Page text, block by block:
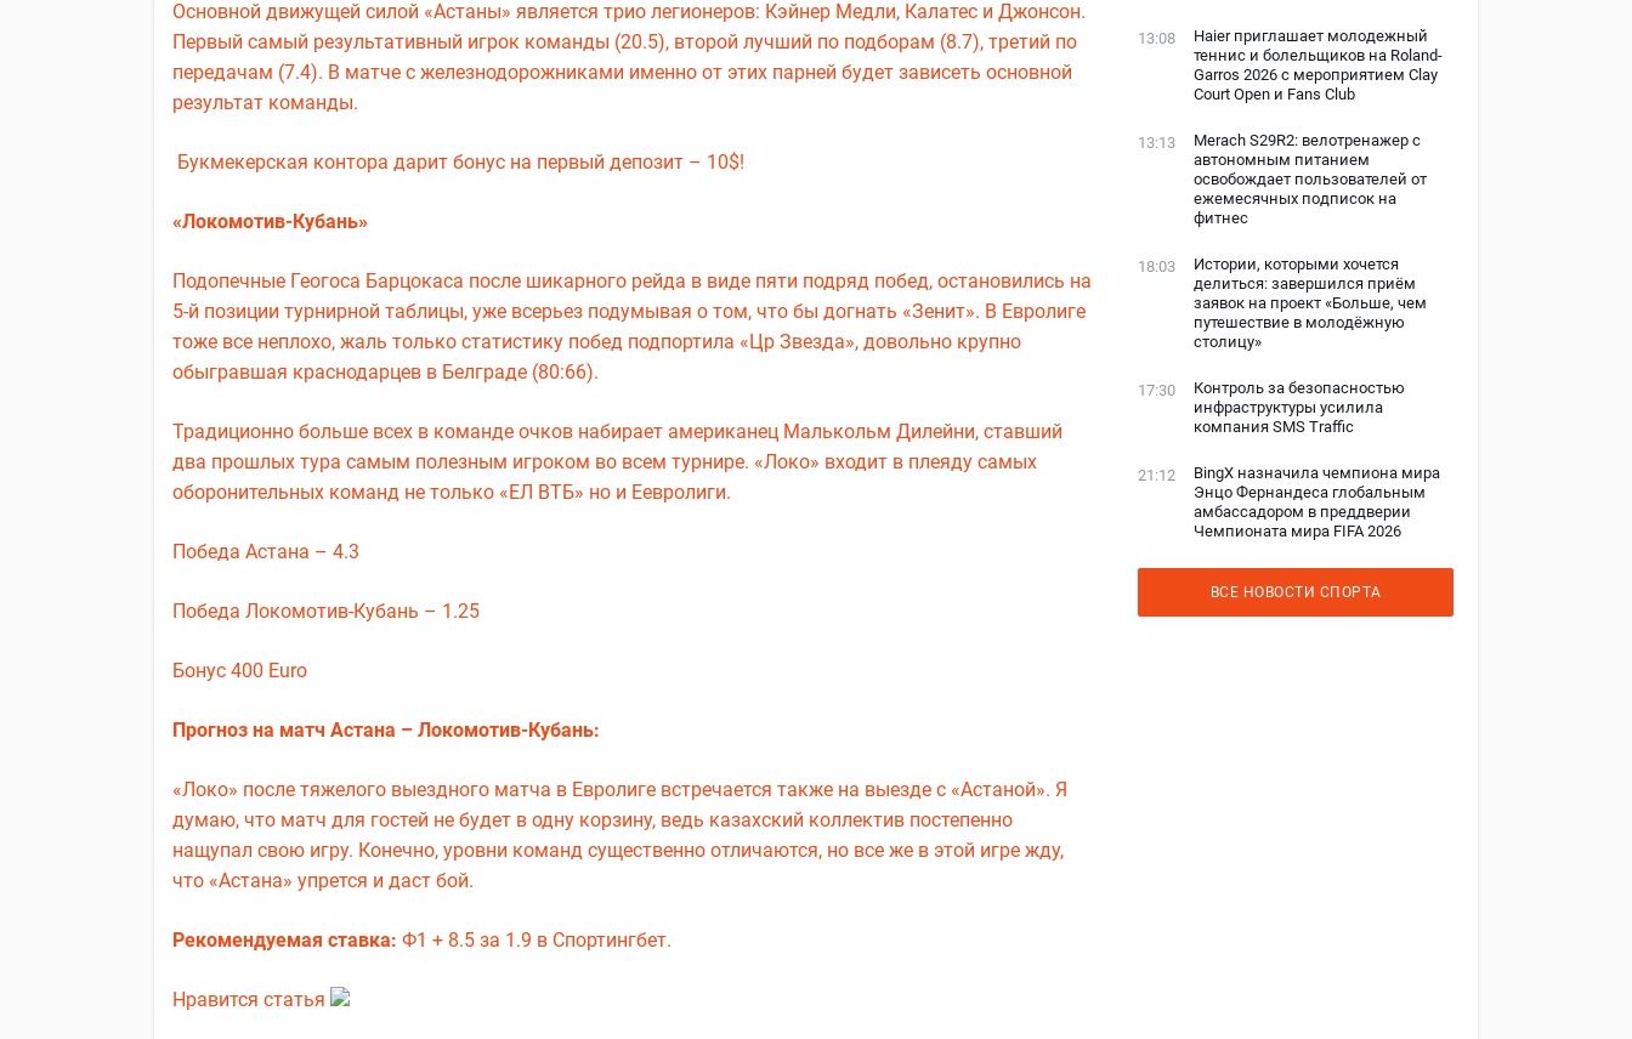
Основной движущей силой «Астаны» является трио легионеров: Кэйнер Медли, Калатес и Джонсон.
Первый самый результативный игрок команды (20.5), второй лучший по подборам (8.7), третий по
передачам (7.4). В матче с железнодорожниками именно от этих парней будет зависеть основной
результат команды.
Букмекерская контора дарит бонус на первый депозит – 10$!
«Локомотив-Кубань»
Подопечные Геогоса Барцокаса после шикарного рейда в виде пяти подряд побед, остановились на
5-й позиции турнирной таблицы, уже всерьез подумывая о том, что бы догнать «Зенит». В Евролиге
тоже все неплохо, жаль только статистику побед подпортила «Цр Звезда», довольно крупно
обыгравшая краснодарцев в Белграде (80:66).
Традиционно больше всех в команде очков набирает американец Малькольм Дилейни, ставший
два прошлых тура самым полезным игроком во всем турнире. «Локо» входит в плеяду самых
оборонительных команд не только «ЕЛ ВТБ» но и Еевролиги.
Победа Астана – 4.3
Победа Локомотив-Кубань – 1.25
Бонус 400 Euro
Прогноз на матч Астана – Локомотив-Кубань:
«Локо» после тяжелого выездного матча в Евролиге встречается также на выезде с «Астаной». Я
думаю, что матч для гостей не будет в одну корзину, ведь казахский коллектив постепенно
нащупал свою игру. Конечно, уровни команд существенно отличаются, но все же в этой игре жду,
что «Астана» упрется и даст бой.
Рекомендуемая ставка: Ф1 + 8.5 за 1.9 в Спортингбет.
Нравится статья
13:08
Haier приглашает молодежный
теннис и болельщиков на Roland-
Garros 2026 с мероприятием Clay
Court Open и Fans Club
13:13
Merach S29R2: велотренажер с
автономным питанием
освобождает пользователей от
ежемесячных подписок на
фитнес
18:03
Истории, которыми хочется
делиться: завершился приём
заявок на проект «Больше, чем
путешествие в молодёжную
столицу»
17:30
Контроль за безопасностью
инфраструктуры усилила
компания SMS Traffic
21:12
BingX назначила чемпиона мира
Энцо Фернандеса глобальным
амбассадором в преддверии
Чемпионата мира FIFA 2026
ВСЕ НОВОСТИ СПОРТА